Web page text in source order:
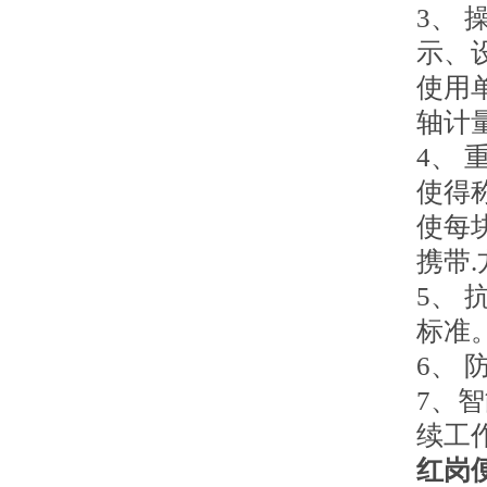
3、
示、
使用
轴计
4、
使得
使每
携带.
5、
标准
6、
7、
续工
红岗